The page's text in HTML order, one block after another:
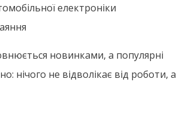
електроніки
новинками, а популярні
нічого не відволікає від роботи, а